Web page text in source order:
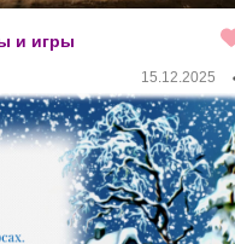
и игры
15.12.2025